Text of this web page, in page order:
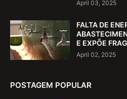
April 03, 2025
FALTA DE
E EXPÕE
April 02, 2025
POSTAGEM POPULAR